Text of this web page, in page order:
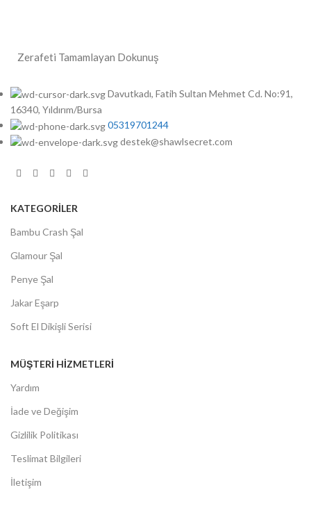
Zerafeti Tamamlayan Dokunuş
Davutkadı, Fatih Sultan Mehmet Cd. No:91,
16340, Yıldırım/Bursa
05319701244
destek@shawlsecret.com
KATEGORİLER
Bambu Crash Şal
Glamour Şal
Penye Şal
Jakar Eşarp
Soft El Dikişli Serisi
MÜŞTERİ HİZMETLERİ
Yardım
İade ve Değişim
Gizlilik Politikası
Teslimat Bilgileri
İletişim